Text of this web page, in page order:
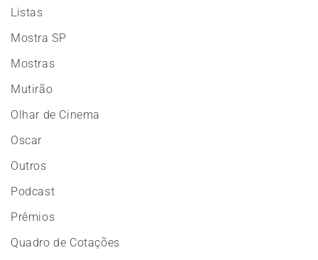
Listas
Mostra SP
Mostras
Mutirão
Olhar de Cinema
Oscar
Outros
Podcast
Prêmios
Quadro de Cotações